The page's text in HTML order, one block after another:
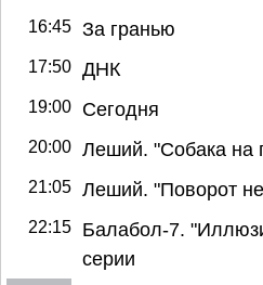
16:45 За гранью
17:50 ДНК
19:00 Сегодня
20:00 Леший. "Собака на
21:05 Леший. "Поворот
22:15
Балабол-7.
серии